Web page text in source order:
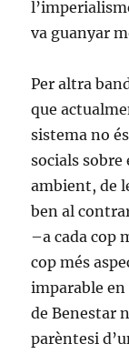
va guanyar
Per altra
que
sistema no
socials
ambient, de
ben al
–a cada cop
cop més
imparable en
de Benestar
parèntesi